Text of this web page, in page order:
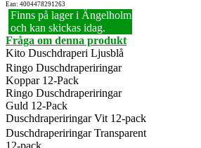
Ean: 4004478291263
Finns på lager i Ängelholm
och kan skickas idag.
Fråga om denna produkt
Kito Duschdraperi Ljusblå
Ringo Duschdraperiringar
Koppar 12-Pack
Ringo Duschdraperiringar
Guld 12-Pack
Duschdraperiringar Vit 12-pack
Duschdraperiringar Transparent